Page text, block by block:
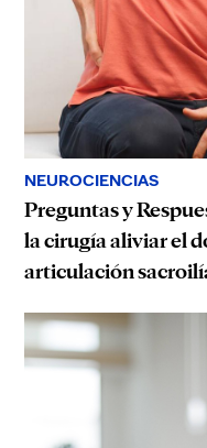
NEUROCIENCIAS
Preguntas y
la cirugía aliviar el
articulación